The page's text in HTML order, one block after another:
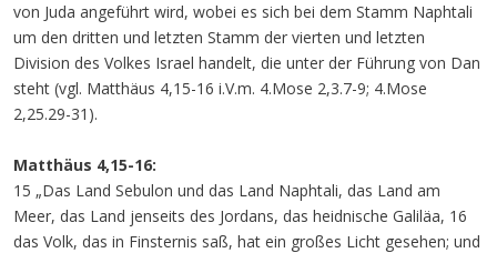
von Juda angeführt wird, wobei es sich bei dem Stamm Naphtali
um den dritten und letzten Stamm der vierten und letzten
Division des Volkes Israel handelt, die unter der Führung von Dan
steht (vgl. Matthäus 4,15-16 i.V.m. 4.Mose 2,3.7-9; 4.Mose
2,25.29-31).
Matthäus 4,15-16:
15 „Das Land Sebulon und das Land Naphtali, das Land am
Meer, das Land jenseits des Jordans, das heidnische Galiläa, 16
das Volk, das in Finsternis saß, hat ein großes Licht gesehen; und